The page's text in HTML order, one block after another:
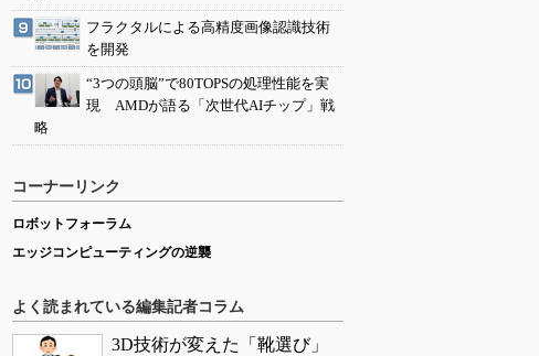
フラクタルによる高精度画像認識技術
を開発
“3つの頭脳”で80TOPSの処理性能を実
現 AMDが語る「次世代AIチップ」戦
略
コーナーリンク
ロボットフォーラム
エッジコンピューティングの逆襲
よく読まれている編集記者コラム
3D技術が変えた「靴選び」